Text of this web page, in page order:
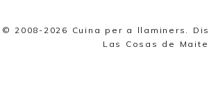
© 2008-2026 Cuina per a llaminers .
Las Cosas de Maite